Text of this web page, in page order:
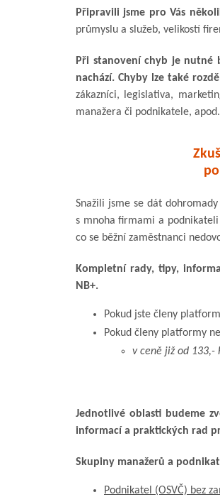
Připravili jsme pro Vás
průmyslu a služeb, velikostí
Při stanovení chyb je nutné
nachází. Chyby lze také
zákazníci, legislativa,
manažera či podnikatele,
Snažili jsme se dát dohromady
s mnoha firmami a podnikateli
co se běžní zaměstnanci
Kompletní rady, tipy,
NB+.
Pokud jste členy
Pokud členy platformy
v ceně již od 133,-
Jednotlivé oblasti budeme
informací a praktických rad
Skupiny manažerů a
Podnikatel (OSVČ) bez